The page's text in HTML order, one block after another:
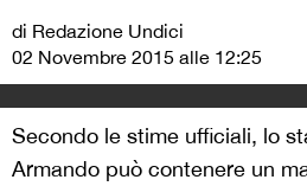
di Redazione Undici
02 Novembre 2015 alle 12:25
Secondo le stime ufficiali, lo
Armando può contenere un